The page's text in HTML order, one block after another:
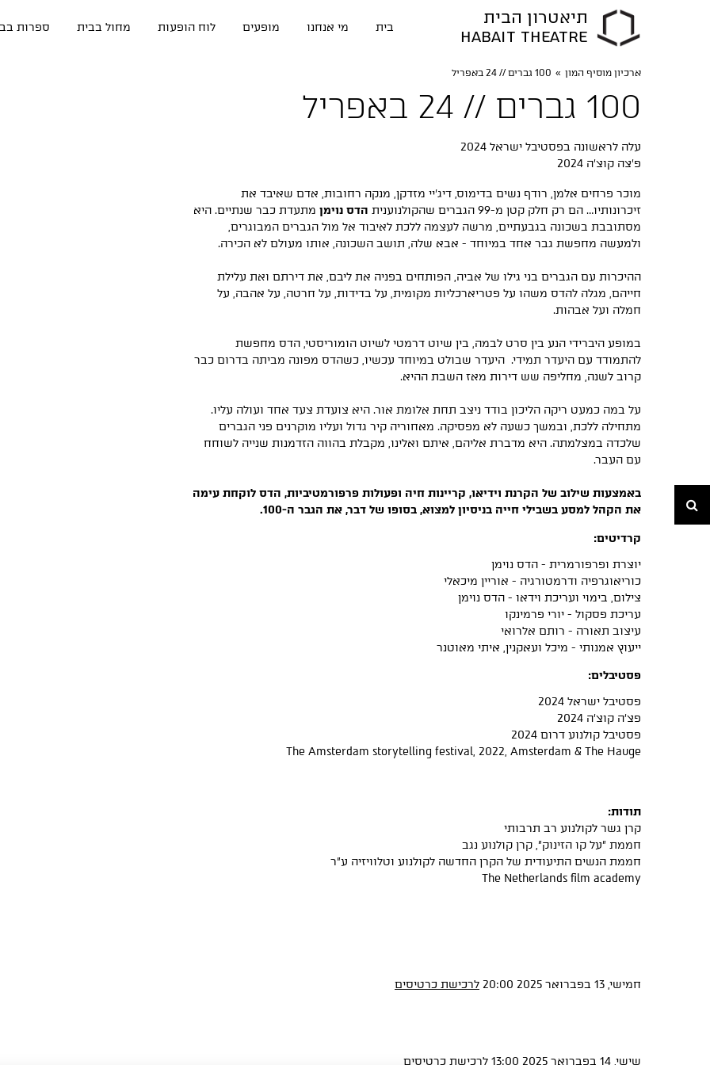
תיאטרון הבית
HABAIT THEATRE
בית מי אנחנו מופעים לוח הופעות מחול בבית ספרות
ארכיון מוסיף המון » 100 גברים // 24 באפריל
100 גברים // 24 באפריל
עלה לראשונה בפסטיבל ישראל 2024
פ׳צה קוצ׳ה 2024
מוכר פרחים אלמן, רודף נשים בדימוס, דיג'יי מזדקן, מנקה רחובות, אדם שאיבד את
זיכרונותיו… הם רק חלק קטן מ-99 הגברים שהקולנוענית
הדס נוימן מתעדת כבר שנתיים. היא
מסתובבת בשכונה בגבעתיים, מרשה לעצמה ללכת לאיבוד אל מול הגברים המבוגרים,
ולמעשה מחפשת גבר אחד במיוחד - אבא שלה, תושב השכונה, אותו מעולם לא הכירה.
ההיכרות עם הגברים בני גילו של אביה, הפותחים בפניה את ליבם, את דירתם ואת עלילת
חייהם, מגלה להדס משהו על פטריארכליות מקומית, על בדידות, על חרטה, על אהבה, על
חמלה ועל אבהות.
במופע היברידי הנע בין סרט לבמה, בין שיוט דרמטי לשיוט הומוריסטי, הדס מחפשת
להתמודד עם היעדר תמידי. היעדר שבולט במיוחד עכשיו, כשהדס מפונה מביתה בדרום כבר
קרוב לשנה, מחליפה שש דירות מאז השבת ההיא.
על במה כמעט ריקה הליכון בודד ניצב תחת אלומת אור. היא צועדת צעד אחד ועולה עליו.
מתחילה ללכת, ובמשך כשעה לא מפסיקה. מאחוריה קיר גדול ועליו מוקרנים פני הגברים
שלכדה במצלמתה. היא מדברת אליהם, איתם ואלינו, מקבלת בהווה הזדמנות שנייה לשוחח
עם העבר.
באמצעות שילוב של הקרנת וידיאו, קריינות חיה ופעולות פרפורמטיביות, הדס לוקחת עימה
את הקהל למסע בשבילי חייה בניסיון למצוא, בסופו של דבר, את הגבר ה-100.
קרדיטים:
יוצרת ופרפורמרית - הדס נוימן
כוריאוגרפיה ודרמטורגיה - אוריין מיכאלי
צילום, בימוי ועריכת וידאו - הדס נוימן
עריכת פסקול - יורי פרמינקו
עיצוב תאורה - רותם אלרואי
ייעוץ אמנותי - מיכל ועאקנין, איתי מאוטנר
פסטיבלים:
פסטיבל ישראל 2024
פצ׳ה קוצ׳ה 2024
פסטיבל קולנוע דרום 2024
The Amsterdam storytelling festival, 2022, Amsterdam & The Hauge
תודות:
קרן גשר לקולנוע רב תרבותי
חממת "על קו הזינוק", קרן קולנוע נגב
חממת הנשים התיעודית של הקרן החדשה לקולנוע וטלוויזיה ע"ר
The Netherlands film academy
חמישי, 13 בפברואר 2025 20:00 לרכישת כרטיסים
שישי, 14 בפברואר 2025 13:00 לרכישת כרטיסים